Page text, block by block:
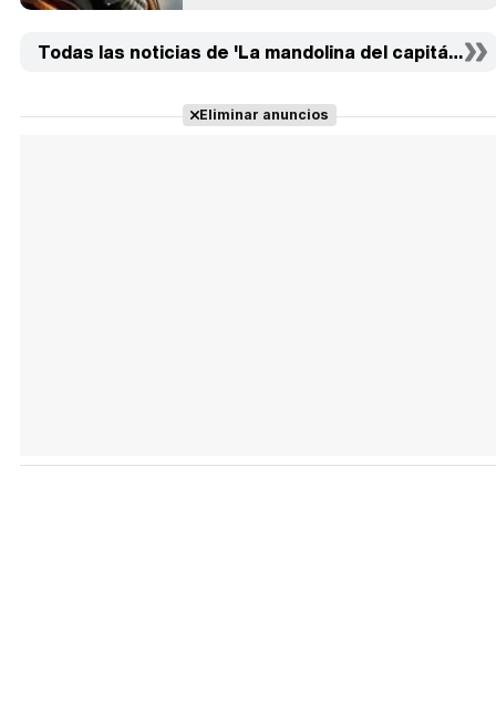
Todas las noticias de 'La mandolina del capitán
Eliminar anuncios